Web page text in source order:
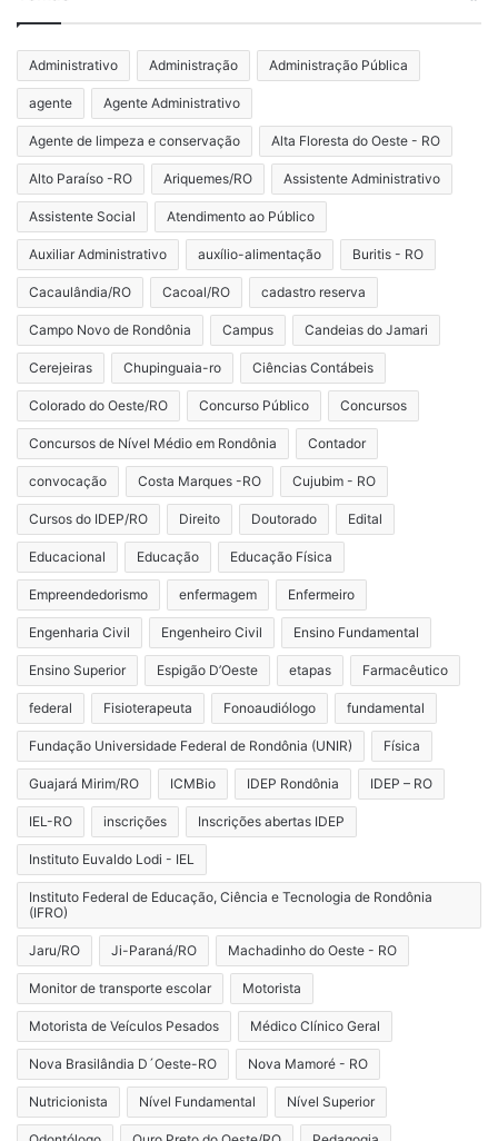
Administrativo Administração Administração Pública
agente Agente Administrativo
Agente de limpeza e conservação Alta Floresta do Oeste - RO
Alto Paraíso -RO Ariquemes/RO Assistente Administrativo
Assistente Social Atendimento ao Público
Auxiliar Administrativo auxílio-alimentação Buritis - RO
Cacaulândia/RO Cacoal/RO cadastro reserva
Campo Novo de Rondônia Campus Candeias do Jamari
Cerejeiras Chupinguaia-ro Ciências Contábeis
Colorado do Oeste/RO Concurso Público Concursos
Concursos de Nível Médio em Rondônia Contador
convocação Costa Marques -RO Cujubim - RO
Cursos do IDEP/RO Direito Doutorado Edital
Educacional Educação Educação Física
Empreendedorismo enfermagem Enfermeiro
Engenharia Civil Engenheiro Civil Ensino Fundamental
Ensino Superior Espigão D’Oeste etapas Farmacêutico
federal Fisioterapeuta Fonoaudiólogo fundamental
Fundação Universidade Federal de Rondônia (UNIR) Física
Guajará Mirim/RO ICMBio IDEP Rondônia IDEP – RO
IEL-RO inscrições Inscrições abertas IDEP
Instituto Euvaldo Lodi - IEL
Instituto Federal de Educação, Ciência e Tecnologia de Rondônia
(IFRO)
Jaru/RO Ji-Paraná/RO Machadinho do Oeste - RO
Monitor de transporte escolar Motorista
Motorista de Veículos Pesados Médico Clínico Geral
Nova Brasilândia D´Oeste-RO Nova Mamoré - RO
Nutricionista Nível Fundamental Nível Superior